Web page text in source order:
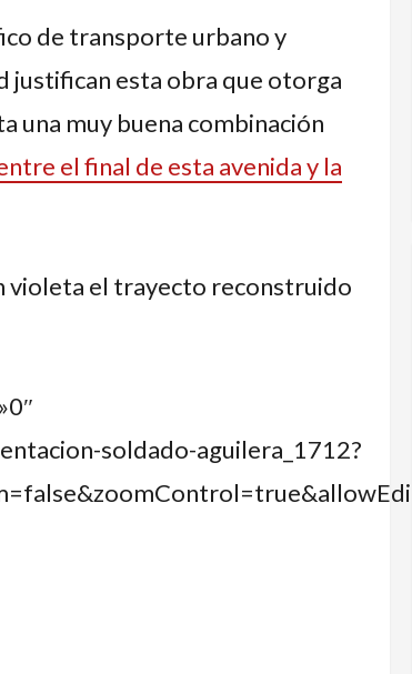
de transporte urbano y
justifican esta obra que otorga
una muy buena combinación
el final de esta avenida y la
violeta el trayecto reconstruido
soldado-aguilera_1712?